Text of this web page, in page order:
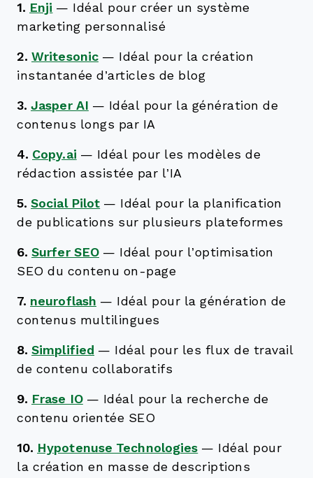
1. Enji — Idéal pour créer un système
marketing personnalisé
2. Writesonic — Idéal pour la création
instantanée d’articles de blog
3. Jasper AI — Idéal pour la génération de
contenus longs par IA
4. Copy.ai — Idéal pour les modèles de
rédaction assistée par l’IA
5. Social Pilot — Idéal pour la planification
de publications sur plusieurs plateformes
6. Surfer SEO — Idéal pour l’optimisation
SEO du contenu on-page
7. neuroflash — Idéal pour la génération de
contenus multilingues
8. Simplified — Idéal pour les flux de travail
de contenu collaboratifs
9. Frase IO — Idéal pour la recherche de
contenu orientée SEO
10. Hypotenuse Technologies — Idéal pour
la création en masse de descriptions